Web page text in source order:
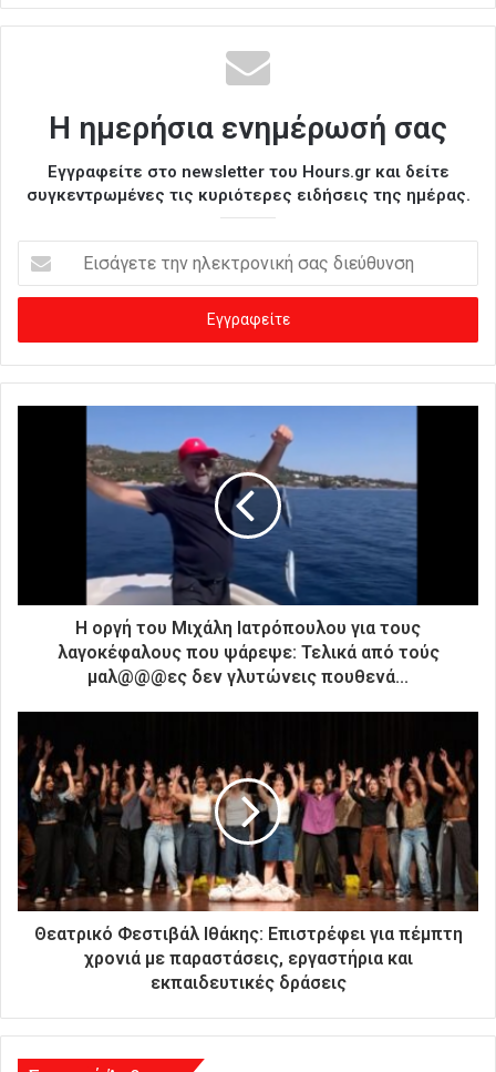
Η ημερήσια ενημέρωσή σας
Εγγραφείτε στο newsletter του Hours.gr και δείτε
συγκεντρωμένες τις κυριότερες ειδήσεις της ημέρας.
σ
γ
ε
τ
ή
δ
ι
ε
ύ
η
Η οργή του Μιχάλη Ιατρόπουλου για τους
λαγοκέφαλους που ψάρεψε: Τελικά από τούς
μαλ@@@ες δεν γλυτώνεις πουθενά...
Θεατρικό Φεστιβάλ Ιθάκης: Επιστρέφει για πέμπτη
χρονιά με παραστάσεις, εργαστήρια και
εκπαιδευτικές δράσεις